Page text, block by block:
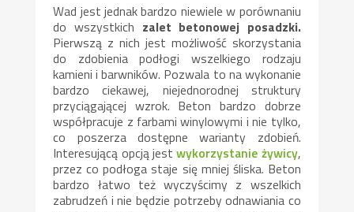
Wad jest jednak bardzo niewiele w porównaniu
do wszystkich zalet betonowej posadzki.
Pierwszą z nich jest możliwość skorzystania
do zdobienia podłogi wszelkiego rodzaju
kamieni i barwników. Pozwala to na wykonanie
bardzo ciekawej, niejednorodnej struktury
przyciągającej wzrok. Beton bardzo dobrze
współpracuje z farbami winylowymi i nie tylko,
co poszerza dostępne warianty zdobień.
Interesującą opcją jestwykorzystanie żywicy,
przez co podłoga staje się mniej śliska. Beton
bardzo łatwo też wyczyścimy z wszelkich
zabrudzeń i nie będzie potrzeby odnawiania co